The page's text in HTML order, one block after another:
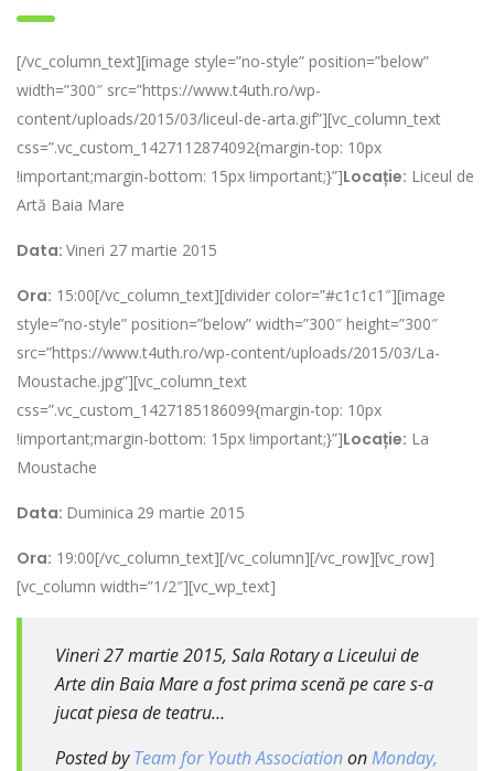
[/vc_column_text][image style=”no-style” position=”below”
width=”300″ src=”https://www.t4uth.ro/wp-
content/uploads/2015/03/liceul-de-arta.gif”][vc_column_text
css=”.vc_custom_1427112874092{margin-top: 10px
!important;margin-bottom: 15px !important;}”]Locație: Liceul de
Artă Baia Mare
Data: Vineri 27 martie 2015
Ora: 15:00[/vc_column_text][divider color=”#c1c1c1″][image
style=”no-style” position=”below” width=”300″ height=”300″
src=”https://www.t4uth.ro/wp-content/uploads/2015/03/La-
Moustache.jpg”][vc_column_text
css=”.vc_custom_1427185186099{margin-top: 10px
!important;margin-bottom: 15px !important;}”]Locație: La
Moustache
Data: Duminica 29 martie 2015
Ora: 19:00[/vc_column_text][/vc_column][/vc_row][vc_row]
[vc_column width=”1/2″][vc_wp_text]
Vineri 27 martie 2015, Sala Rotary a Liceului de
Arte din Baia Mare a fost prima scenă pe care s-a
jucat piesa de teatru…
Posted byTeam for Youth AssociationonMonday,